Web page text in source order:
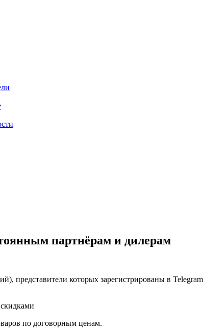
партнёрам и дилерам
представители которых зарегистрированы в
по договорным ценам.